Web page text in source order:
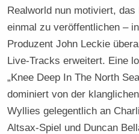
Realworld nun motiviert,
einmal zu veröffentlichen –
Produzent John Leckie
Live-Tracks erweitert. Eine
„Knee Deep In The North
dominiert von der
Wyllies gelegentlich an
Altsax-Spiel und Duncan